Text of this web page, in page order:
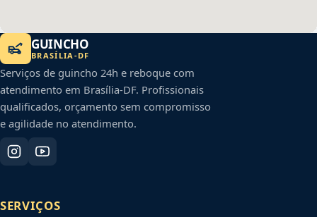
GUINCHO
BRASÍLIA -DF
Serviços de guincho 24h e reboque com
atendimento em Brasília-DF. Profissionais
qualificados, orçamento sem compromisso
e agilidade no atendimento.
SERVIÇOS